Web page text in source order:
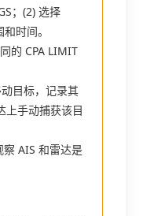
；(2) 选择
时间。
的 CPA LIMIT
目标，记录其
上手动捕获该目
察 AIS 和雷达是